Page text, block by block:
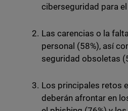
ciberseguridad para
Las carencias o la
personal (58%), así
seguridad obsoletas
Los principales retos
deberán afrontar en